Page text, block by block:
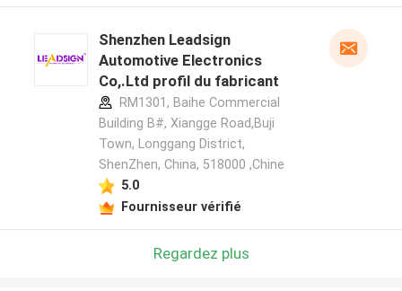
Shenzhen Leadsign
Automotive Electronics
Co,.Ltd profil du fabricant
RM1301, Baihe Commercial
Building B#, Xiangge Road,Buji
Town, Longgang District,
ShenZhen, China, 518000 ,Chine
5.0
Fournisseur vérifié
Regardez plus